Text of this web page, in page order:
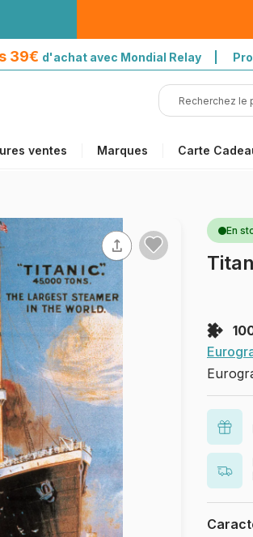
39€ d'achat avec Mondial Relay |
ventes Marques Carte
En